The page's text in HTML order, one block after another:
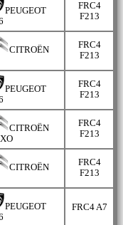
PEUGEOT
FRC4
F213
CITROËN
FRC4
F213
PEUGEOT
FRC4
F213
CITROËN
FRC4
F213
CITROËN
FRC4
F213
PEUGEOT
FRC4 A7